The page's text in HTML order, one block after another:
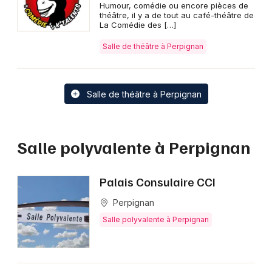
Humour, comédie ou encore pièces de
théâtre, il y a de tout au café-théâtre de
La Comédie des […]
Salle de théâtre à Perpignan
Salle de théâtre à Perpignan
Salle polyvalente à Perpignan
Palais Consulaire CCI
Perpignan
Salle polyvalente à Perpignan